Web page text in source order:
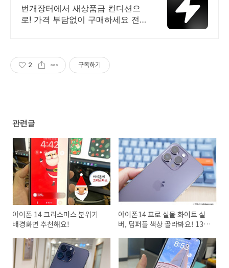
내 최대 브랜드 중고거래
번개장터에서 새상품급 컨디션으
로! 가격 부담없이 구매하세요 전
2 구독하기
관련글
아이폰 14 크리스마스 분위기
배경화면 추천해요!
아이폰14 프로 실물 화이트 실
버, 딥퍼플 색상 골라봐요! 13 비